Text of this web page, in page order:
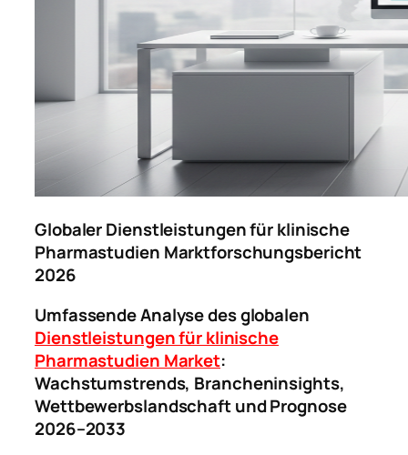
Globaler Dienstleistungen für klinische
Pharmastudien Marktforschungsbericht
2026
Umfassende Analyse des globalen
Dienstleistungen für klinische
Pharmastudien Market:
Wachstumstrends, Brancheninsights,
Wettbewerbslandschaft und Prognose
2026–2033